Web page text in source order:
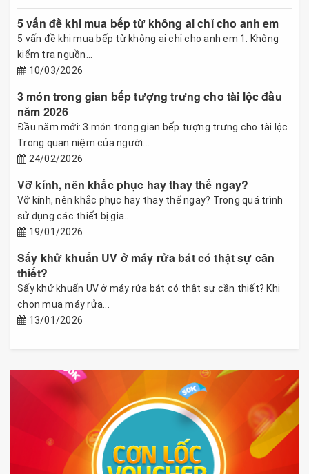
5 vấn đề khi mua bếp từ không ai chỉ cho anh em
5 vấn đề khi mua bếp từ không ai chỉ cho anh em 1. Không
kiểm tra nguồn...
10/03/2026
3 món trong gian bếp tượng trưng cho tài lộc đầu
năm 2026
Đầu năm mới: 3 món trong gian bếp tượng trưng cho tài lộc
Trong quan niệm của người...
24/02/2026
Vỡ kính, nên khắc phục hay thay thế ngay?
Vỡ kính, nên khắc phục hay thay thế ngay? Trong quá trình
sử dụng các thiết bị gia...
19/01/2026
Sấy khử khuẩn UV ở máy rửa bát có thật sự cần
thiết?
Sấy khử khuẩn UV ở máy rửa bát có thật sự cần thiết? Khi
chọn mua máy rửa...
13/01/2026